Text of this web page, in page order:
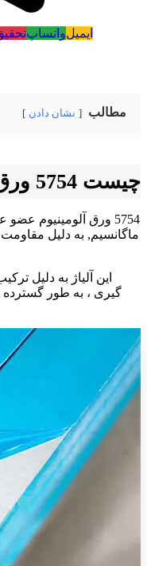
ایمیلواتساپ
مطالب نشان دادن
چیست 5754 ورق آلومینیوم
ماگانسیم, به دلیل
این آلیاژ به دلیل
گیری ، به طور گسترده